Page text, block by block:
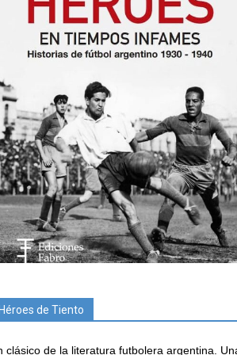
de Tiento
clásico de la literatura futbolera argentina.